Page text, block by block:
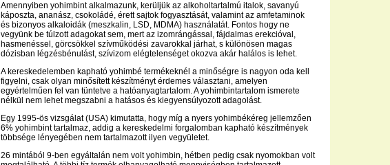
Amennyiben yohimbint alkalmazunk, kerüljük az alkoholtartalmú italok, savanyú
káposzta, ananász, csokoládé, érett sajtok fogyasztását, valamint az amfetaminok
és bizonyos alkaloidák (meszkalin, LSD, MDMA) használatát. Fontos hogy ne
vegyünk be túlzott adagokat sem, mert az izomrángással, fájdalmas erekcióval,
hasmenéssel, görcsökkel szívműködési zavarokkal járhat, s különösen magas
dózisban légzésbénulást, szívizom elégtelenséget okozva akár halálos is lehet.
A kereskedelemben kapható yohimbé termékeknél a minőségre is nagyon oda kell
figyelni, csak olyan minősített készítményt érdemes választani, amelyen
egyértelműen fel van tüntetve a hatóanyagtartalom. A yohimbintartalom ismerete
nélkül nem lehet megszabni a hatásos és kiegyensúlyozott adagolást.
Egy 1995-ös vizsgálat (USA) kimutatta, hogy míg a nyers yohimbékéreg jellemzően
6% yohimbint tartalmaz, addig a kereskedelmi forgalomban kapható készítmények
többsége lényegében nem tartalmazott ilyen vegyületet.
26 mintából 9-ben egyáltalán nem volt yohimbin, hétben pedig csak nyomokban volt